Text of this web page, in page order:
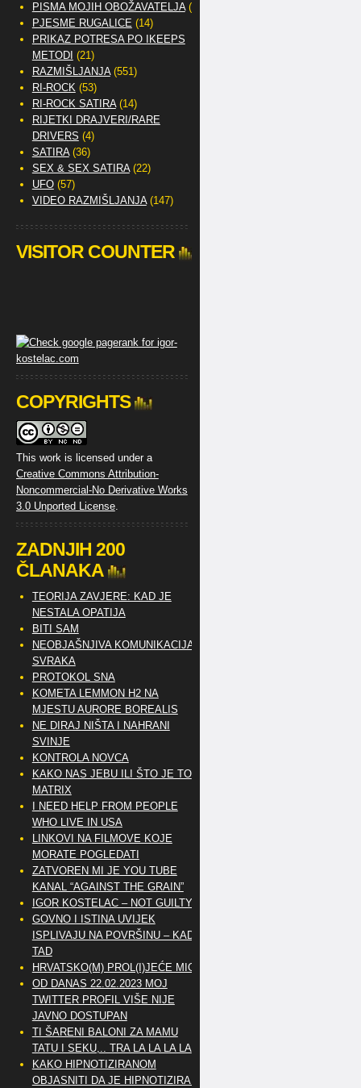
PISMA MOJIH OBOŽAVATELJA(2)
PJESME RUGALICE (14)
PRIKAZ POTRESA PO IKEEPS
METODI (21)
RAZMIŠLJANJA(551)
RI-ROCK(53)
RI-ROCK SATIRA(14)
RIJETKI DRAJVERI/RARE
DRIVERS (4)
SATIRA(36)
SEX & SEX SATIRA(22)
UFO(57)
VIDEO RAZMIŠLJANJA(147)
VISITOR COUNTER
COPYRIGHTS
This work is licensed under a
Creative Commons Attribution-
Noncommercial-No Derivative Works
3.0 Unported License.
ZADNJIH 200
ČLANAKA
TEORIJA ZAVJERE: KAD JE
NESTALA OPATIJA
BITI SAM
NEOBJAŠNJIVA KOMUNIKACIJA
SVRAKA
PROTOKOL SNA
KOMETA LEMMON H2 NA
MJESTU AURORE BOREALIS
NE DIRAJ NIŠTA I NAHRANI
SVINJE
KONTROLA NOVCA
KAKO NAS JEBU ILI ŠTO JE TO
MATRIX
I NEED HELP FROM PEOPLE
WHO LIVE IN USA
LINKOVI NA FILMOVE KOJE
MORATE POGLEDATI
ZATVOREN MI JE YOU TUBE
KANAL “AGAINST THE GRAIN”
IGOR KOSTELAC – NOT GUILTY
GOVNO I ISTINA UVIJEK
ISPLIVAJU NA POVRŠINU – KAD
TAD
HRVATSKO(M) PROL(I)JEĆE MIG
OD DANAS 22.02.2023 MOJ
TWITTER PROFIL VIŠE NIJE
JAVNO DOSTUPAN
TI ŠARENI BALONI ZA MAMU
TATU I SEKU,.. TRA LA LA LA LA
KAKO HIPNOTIZIRANOM
OBJASNITI DA JE HIPNOTIZIRAN